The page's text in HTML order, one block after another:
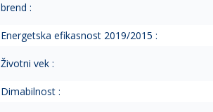
brend :
Energetska efikasnost 2019/2015 :
Životni vek :
Dimabilnost :